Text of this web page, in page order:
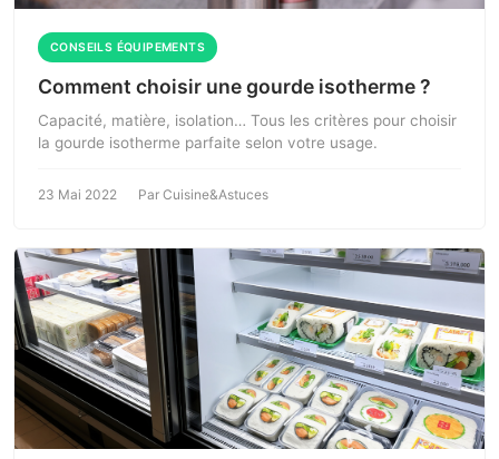
CONSEILS ÉQUIPEMENTS
Comment choisir une gourde isotherme ?
Capacité, matière, isolation… Tous les critères pour choisir
la gourde isotherme parfaite selon votre usage.
23 Mai 2022 Par Cuisine&Astuces